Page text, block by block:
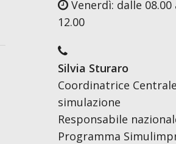
Venerdì: dalle 08.00
12.00
Silvia Sturaro
Coordinatrice
simulazione
Responsabile
Programma